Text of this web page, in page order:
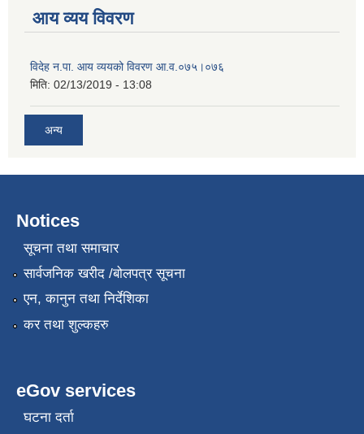
आय व्यय विवरण
विदेह न.पा. आय व्ययको विवरण आ.व.०७५।०७६
मिति: 02/13/2019 - 13:08
अन्य
Notices
सूचना तथा समाचार
सार्वजनिक खरीद /बोलपत्र सूचना
एन, कानुन तथा निर्देशिका
कर तथा शुल्कहरु
eGov services
घटना दर्ता